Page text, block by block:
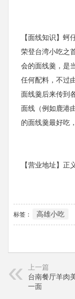
【面线知识】
荣登台湾小吃之
会的面线羹，是
任何配料，不过
面线羹后来传到
面线（例如鹿港
的面线羹最好吃
【营业地址】正
标签： 高雄小吃
上一篇
台南餐厅羊肉
一面